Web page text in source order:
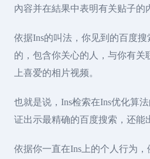
內容并在結果中表明有关贴子的
依据Ins的叫法，你见到的百度
的，包含你关心的人，与你有关
上喜爱的相片视频。
也就是说，Ins检索在Ins优化算
证出示最精确的百度搜索，还能
依据你一直在Ins上的个人行为